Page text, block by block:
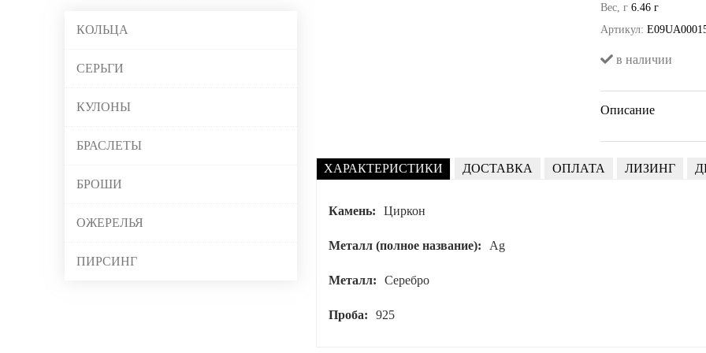
КОЛЬЦА
СЕРЬГИ
КУЛОНЫ
БРАСЛЕТЫ
БРОШИ
ОЖЕРЕЛЬЯ
ПИРСИНГ
Вес, г 6.46 г
Артикул:
в наличии
Описание
ХАРАКТЕРИСТИКИ ДОСТАВКА ОПЛАТА ЛИЗИНГ
Камень: Циркон
Металл (полное название): Ag
Металл: Серебро
Проба: 925